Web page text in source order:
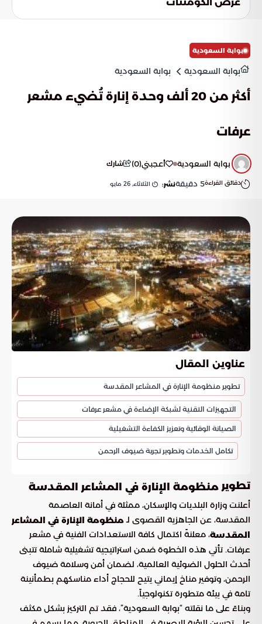
ضرورة توفير دعم تقني ومالي عاجل للمناطق المتضررة.
بوابة السعودية
بوابة السعودية بوابة السعودية
أكثر من 20 ألف وحدة إنارة تُضيء مشعر
عرفات
بوابة السعودية أعجبني(
0
) شارك
دقائق القراءة5 دقيقةنشر: الثلاثاء, 26 مايو
عناوين المقال
تطوير منظومة الإنارة في المشاعر المقدسة
التجهيزات التقنية لشبكة الإضاءة في مشعر عرفات
الصيانة الوقائية وتعزيز الكفاءة التشغيلية
تكامل الخدمات وتطوير تجربة ضيوف الرحمن
تطوير منظومة الإنارة في المشاعر المقدسة
أعلنت وزارة البلديات والإسكان، ممثلة في أمانة العاصمة
المقدسة، عن الجاهزية القصوى لـ منظومة الإنارة في المشاعر
المقدسة، معلنةً اكتمال كافة الاستعدادات الفنية في مشعر
عرفات. تأتي هذه الخطوة ضمن استراتيجية تشغيلية شاملة تتبنى
أحدث الحلول الضوئية العالمية، لضمان أمن وسلامة ضيوف
الرحمن، وتوفير مناخ إيماني يتيح للحجاج أداء مناسكهم بطمأنينة
تامة في بيئة متطورة تكنولوجياً.
وبناءً على ما نقلته “بوابة السعودية”، فقد تم التركيز بشكل مكثف